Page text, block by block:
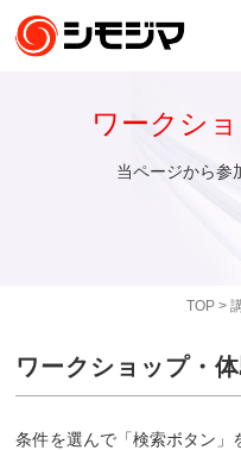
TOP>
ワークシ
当ページから参
ワークショップ・
条件を選んで「検索ボタン」